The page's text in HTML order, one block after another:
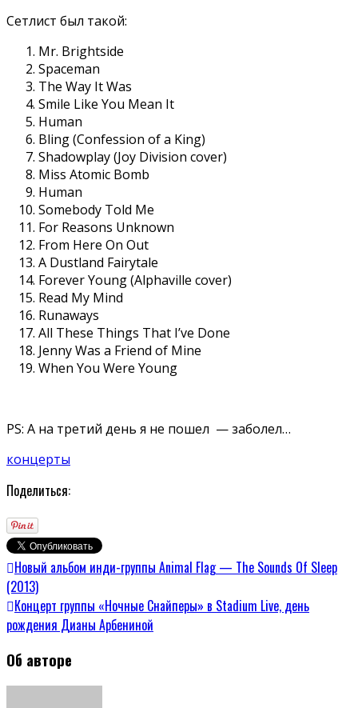
Сетлист был такой:
Mr. Brightside
Spaceman
The Way It Was
Smile Like You Mean It
Human
Bling (Confession of a King)
Shadowplay (Joy Division cover)
Miss Atomic Bomb
Human
Somebody Told Me
For Reasons Unknown
From Here On Out
A Dustland Fairytale
Forever Young (Alphaville cover)
Read My Mind
Runaways
All These Things That I’ve Done
Jenny Was a Friend of Mine
When You Were Young
PS: А на третий день я не пошел — заболел…
концерты
Поделиться:
Новый альбом инди-группы Animal Flag — The Sounds Of Sleep
(2013)
Концерт группы «Ночные Снайперы» в Stadium Live, день
рождения Дианы Арбениной
Об авторе